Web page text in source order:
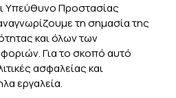
Υπεύθυνο Προστασίας
τη σημασία της
και όλων των
Για το σκοπό αυτό
ασφαλείας και
εργαλεία.